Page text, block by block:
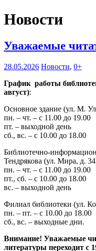
Новости
Уважаемые
28.05.2026 Новости, 0+
График работы
август):
Основное здание (ул. М.
пн. – чт. – с 11.00 до 19.00
пт. – выходной день
сб., вс. – с 10.00 до 18.00
Библиотечно-
Тендрякова (ул. Мира, д.
пн. – чт. – с 11.00 до 19.00
пт., сб. – с 10.00 до 18.00
вс. – выходной день
Филиал библиотеки (ул.
пн. – пт. – с 10.00 до 18.00
сб., вс. – выходные дни.
Внимание! Уважаемые
литературы переходит с